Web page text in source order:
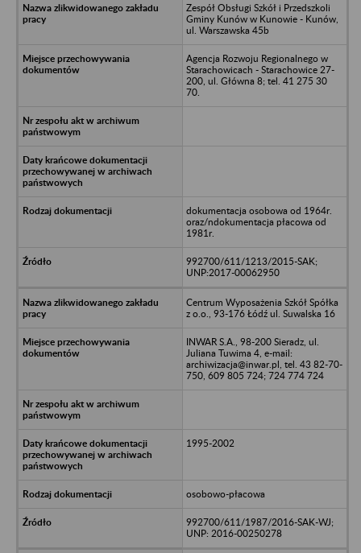
Zespół Obsługi Szkół i Przedszkoli
Gminy Kunów w Kunowie - Kunów,
ul. Warszawska 45b
Agencja Rozwoju Regionalnego w
Starachowicach - Starachowice 27-
200, ul. Główna 8; tel. 41 275 30
70.
dokumentacja osobowa od 1964r.
oraz/ndokumentacja płacowa od
1981r.
992700/611/1213/2015-SAK;
UNP:2017-00062950
Centrum Wyposażenia Szkół Spółka
z o.o., 93-176 Łódź ul. Suwalska 16
INWAR S.A., 98-200 Sieradz, ul.
Juliana Tuwima 4, e-mail:
archiwizacja@inwar.pl, tel. 43 82-70-
750, 609 805 724; 724 774 724
1995-2002
osobowo-płacowa
992700/611/1987/2016-SAK-WJ;
UNP: 2016-00250278